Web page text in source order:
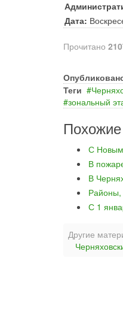
Дата:
Прочитано
Теги
зональный
С Новым
В
В
Районы,
С 1
Другие